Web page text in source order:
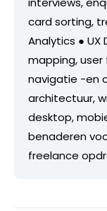
card sorting,
Analytics ● UX
mapping, user
navigatie -en
architectuur,
desktop,
benaderen
freelance